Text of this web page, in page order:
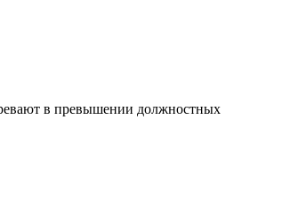
в превышении должностных